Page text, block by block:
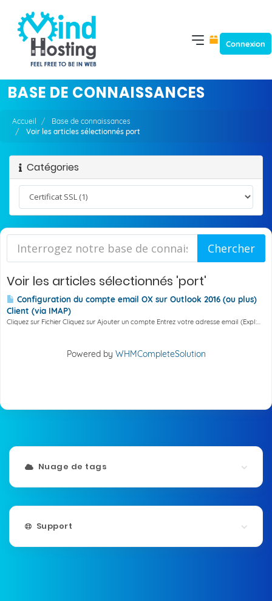
Connexion
BASE DE CONNAISSANCES
Accueil
Base de connaissances
Voir les articles sélectionnés port
Catégories
Voir les articles sélectionnés 'port'
Configuration du compte email OX sur Outlook 2016 (ou plus)
Client (via IMAP)
Cliquez sur Fichier Cliquez sur Ajouter un compte Entrez votre adresse email (Expl:...
Powered by WHMCompleteSolution
Nuage de tags
Support